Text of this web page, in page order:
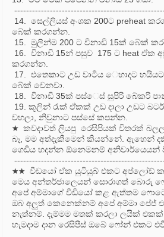
14. සෙල්ලියස් අංශක 200ට preheat
බේක් කරගන්න.
15. මුලින්ම 200 ට විනාඩි 15ක්‌ බේක්
16. විනාඩි 15න් පසුව 175 ට heat ඒක
කරගන්න.
17. එතෙකාට උඩ වාටිය ෙහාදට
බේක් වෙනවා.
18. විනාඩි 35ක් පස්ෙස් සුපිරි බේකරි
19. කූලින් රැක් ඒකක් උඩ දාලා උඩට
වහලා, නිවුනාට පස්සේ කපන්න.
★ කවදාවත් ලියපු රෙසිපියක් විතරක්
බෑ, මම අත්දැකීමෙන් කියන්නේ. ඇහෙන්
ගෙඩිය හදන්න ඕනෙමනම්
★★ වීඩයෝ ඒක යුටියුබ් එකට අප්ලෝඩ් කළ
මෙය අන්තර්ජාලෙයන් සොරාගත් බොරු
අපේ අම්මාගේ වීඩියෝ කළ ඇත්තම
ඔබ අලුත් කෙනෙක්නම් අපේ අම්මා පේජ්
නැත්නම්. දැම්මම මතක් කරලා ලයික්
හැමදාම දාන රෙසිපීස් ඔබේ ෆෝන් එකට